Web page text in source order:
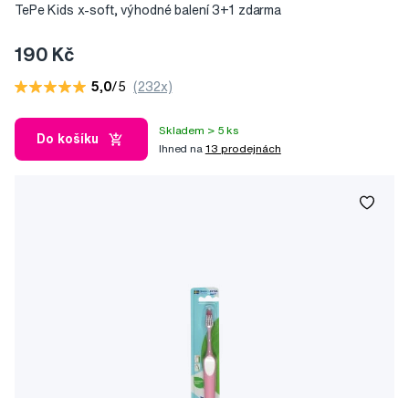
TePe Kids x-soft, výhodné balení 3+1 zdarma
190 Kč
5,0/5 (232x)
Do košíku
Skladem > 5 ks
Ihned na 13 prodejnách